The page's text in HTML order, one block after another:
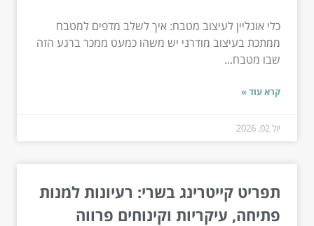
כלי אונליין לעיצוב מטבח: איך לשלב מדפים למטבח
ממתכת בעיצוב מודרני יש משהו כמעט ממכר ברגע הזה
שבו מטבח...
קרא עוד »
יול 02, 2026
תפריט קייטרינג בשרי: רעיונות למנות
פתיחה, עיקריות וקינוחים פרווה